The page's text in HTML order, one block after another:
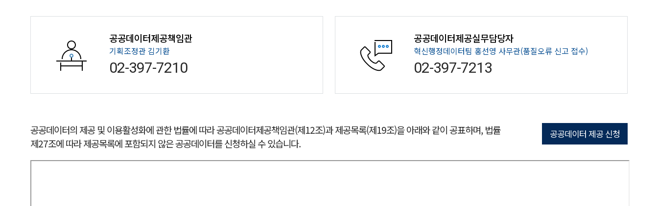
공공데이터제공책임관
기획조정관 김기환
02-397-7210
공공데이터제공실무담당자
혁신행정데이터팀 홍선영 사무관(품질오류 신고 접수)
02-397-7213
공공데이터의 제공 및 이용활성화에 관한 법률에 따라 공공데이터제공책임관(제12조)과 제공목록(제19조)을 아래와 같이 공표하며, 법률
제27조에 따라 제공목록에 포함되지 않은 공공데이터를 신청하실 수 있습니다.
공공데이터 제공 신청